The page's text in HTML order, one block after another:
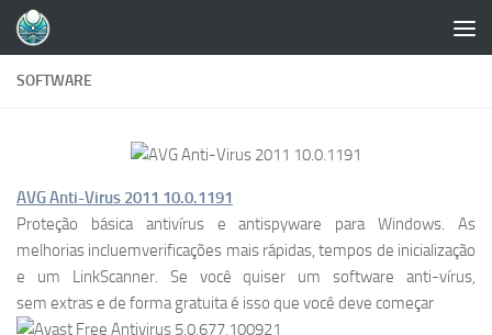
Skip to content
SOFTWARE
AVG Anti-Virus 2011 10.0.1191
Proteção básica antivírus e antispyware para Windows. As
melhorias incluemverificações mais rápidas, tempos de inicialização
e um LinkScanner. Se você quiser um software anti-vírus,
sem extras e de forma gratuita é isso que você deve começar